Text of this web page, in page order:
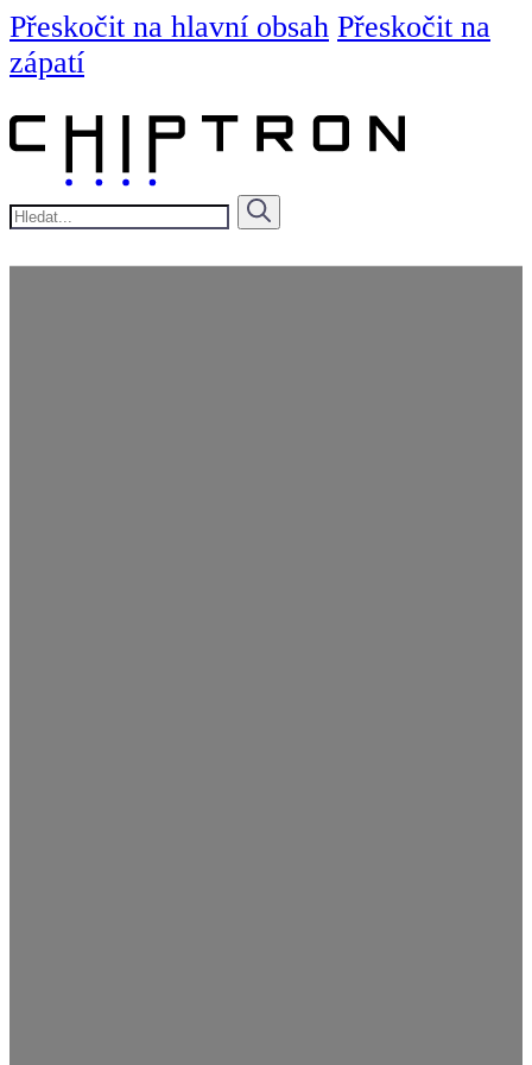
Přeskočit na hlavní obsah Přeskočit na
zápatí
Hledat